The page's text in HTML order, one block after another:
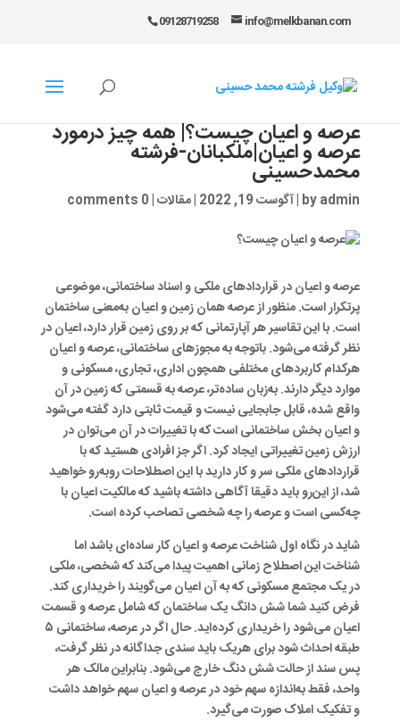
09128719258 info@melkbanan.com
عرصه و اعیان چیست؟| همه چیز درمورد
عرصه و اعیان|ملکبانان-فرشته
محمدحسینی
byadmin
|آگوست 19, 2022 |مقالات|
0 comments
عرصه و اعیان در قراردادهای ملکی و اسناد ساختمانی، موضوعی
پرتکرار است. منظور از عرصه همان زمین و اعیان به‌معنی ساختمان
است. با این تقاسیر هر آپارتمانی که بر روی زمین قرار دارد، اعیان در
نظر گرفته می‌شود. باتوجه به مجوزهای ساختمانی، عرصه و اعیان
هرکدام کاربردهای مختلفی همچون اداری، تجاری، مسکونی و
موارد دیگر دارند. به‌زبان ساده‌تر، عرصه به قسمتی که زمین در آن
واقع شده، قابل جابجایی نیست و قیمت ثابتی دارد گفته می‌شود
و اعیان بخش ساختمانی است که با تغییرات در آن می‌توان در
ارزش زمین تغییراتی ایجاد کرد. اگر جز افرادی‌ هستید که با
قراردادهای ملکی سر و کار دارید با این اصطلاحات روبه‌رو خواهید
شد، از این‌رو باید دقیقا آگاهی داشته باشید که مالکیت اعیان با
چه‌کسی است و عرصه را چه شخصی تصاحب کرده است.
شاید در نگاه اول شناخت عرصه و اعیان کار ساده‌ای باشد اما
شناخت این اصطلاح زمانی اهمیت پیدا می‌کند که شخصی، ملکی
در یک مجتمع مسکونی که به آن اعیان می‌گویند را خریداری کند.
فرض کنید شما شش دانگ یک ساختمان که شامل عرصه و قسمت
اعیان می‌شود را خریداری کرده‌اید. حال اگر در عرصه، ساختمانی ۵
طبقه احداث شود برای هریک باید سندی جداگانه در نظر گرفت،
پس سند از حالت شش دنگ خارج می‌شود. بنابراین مالک هر
واحد، فقط به‌اندازه سهم خود در عرصه و اعیان سهم خواهد داشت
و تفکیک املاک صورت می‌گیرد.